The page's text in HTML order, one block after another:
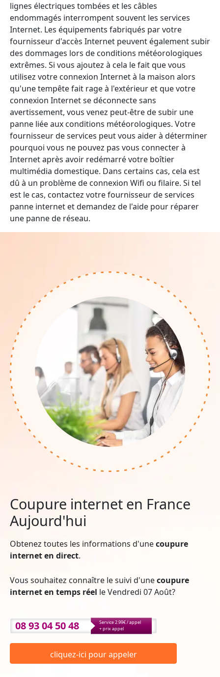
lignes électriques tombées et les câbles
endommagés interrompent souvent les services
Internet. Les équipements fabriqués par votre
fournisseur d'accès Internet peuvent également subir
des dommages lors de conditions météorologiques
extrêmes. Si vous ajoutez à cela le fait que vous
utilisez votre connexion Internet à la maison alors
qu'une tempête fait rage à l'extérieur et que votre
connexion Internet se déconnecte sans
avertissement, vous venez peut-être de subir une
panne liée aux conditions météorologiques. Votre
fournisseur de services peut vous aider à déterminer
pourquoi vous ne pouvez pas vous connecter à
Internet après avoir redémarré votre boîtier
multimédia domestique. Dans certains cas, cela est
dû à un problème de connexion Wifi ou filaire. Si tel
est le cas, contactez votre fournisseur de services
panne internet et demandez de l'aide pour réparer
une panne de réseau.
Coupure internet en France
Aujourd'hui
Obtenez toutes les informations d'unecoupure
internet en direct.
Vous souhaitez connaître le suivi d'unecoupure
internet en temps réel le Vendredi 07 Août?
08 93 04 50 48
Service 2.99€ / appel
+ prix appel
cliquez-ici pour appeler